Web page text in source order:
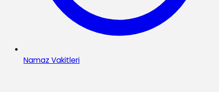
Namaz Vakitleri